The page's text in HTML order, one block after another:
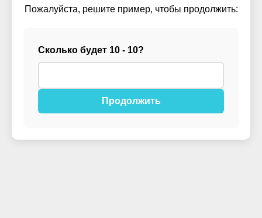
Пожалуйста, решите пример, чтобы продолжить:
Сколько будет 10 - 10?
Продолжить